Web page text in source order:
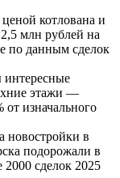
котлована и
млн рублей на
по данным сделок
интересные
этажи —
от изначального
новостройки в
подорожали в
сделок 2025